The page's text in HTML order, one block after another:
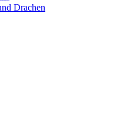
Drachen